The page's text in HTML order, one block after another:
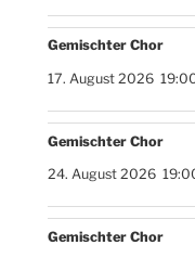
Gemischter Chor
17. August 2026
Gemischter Chor
24. August 2026
Gemischter Chor